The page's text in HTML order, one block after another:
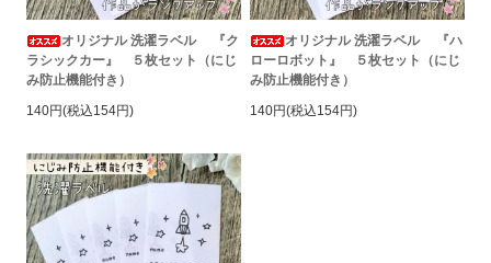
オリジナル 洗濯ラベル 『ク
ラシックカー』 ５枚セット（にじ
み防止機能付き）
140円(税込154円)
オリジナル 洗濯ラベル 『ハ
ローロボット』 ５枚セット（にじ
み防止機能付き）
140円(税込154円)